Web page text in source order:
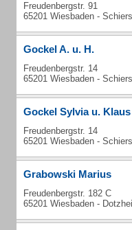
Freudenbergstr. 91
65201 Wiesbaden -
Gockel A. u. H.
Freudenbergstr. 14
65201 Wiesbaden -
Gockel Sylvia u.
Freudenbergstr. 14
65201 Wiesbaden -
Grabowski Marius
Freudenbergstr. 182 C
65201 Wiesbaden -